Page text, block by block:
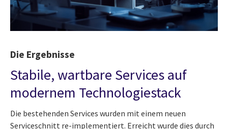
Die Ergebnisse
Stabile, wartbare Services auf
modernem Technologiestack
Die bestehenden Services wurden mit einem neuen
Serviceschnitt re-implementiert. Erreicht wurde dies durch